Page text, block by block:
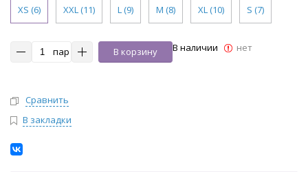
XS (6)
XXL (11) L (9) M (8) XL (10) S (7)
пар В корзину В наличии нет
Сравнить
В закладки